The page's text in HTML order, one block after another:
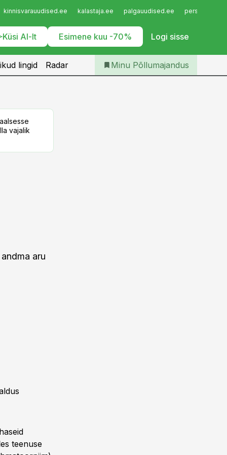
kinnisvarauudised.ee kalastaja.ee palgauudised.ee
Küsi AI-lt Esimene kuu -70% Logi sisse
Iseteenindus
Telli Põllumajandus
lingid Radar Minu Põllumajandus
vajalik
aru
teenuse